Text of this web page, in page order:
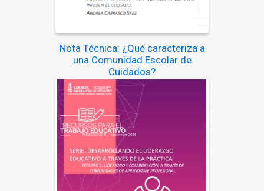
Nota Técnica: ¿Qué caracteriza a
una Comunidad Escolar de
Cuidados?